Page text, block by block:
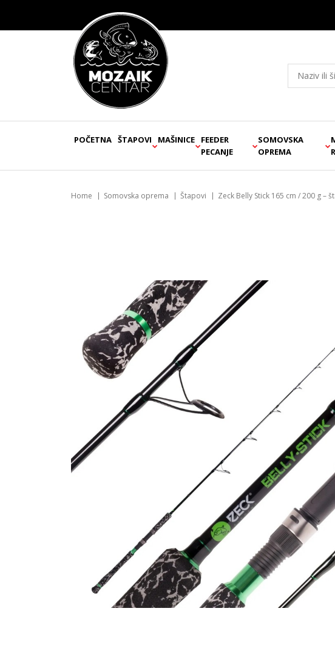
POČETNA ŠTAPOVI MAŠINICE
FEEDER
PECANJE
SOMOVSKA
OPREMA
Home Somovska oprema Štapovi Zeck Belly Stick 165 cm / 200 g –